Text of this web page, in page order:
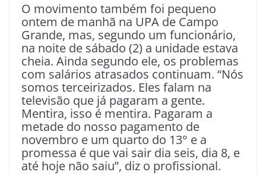
O movimento também foi pequeno
ontem de manhã na UPA de Campo
Grande, mas, segundo um funcionário,
na noite de sábado (2) a unidade estava
cheia. Ainda segundo ele, os problemas
com salários atrasados continuam. “Nós
somos terceirizados. Eles falam na
televisão que já pagaram a gente.
Mentira, isso é mentira. Pagaram a
metade do nosso pagamento de
novembro e um quarto do 13° e a
promessa é que vai sair dia seis, dia 8, e
até hoje não saiu”, diz o profissional.